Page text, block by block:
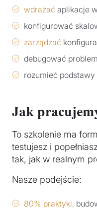
wdrażać aplikacje
konfigurować
zarządzać
debugować
rozumieć podstawy
Jak
To szkolenie ma
testujesz i
tak, jak w realnym
Nasze podejście:
80% praktyki,